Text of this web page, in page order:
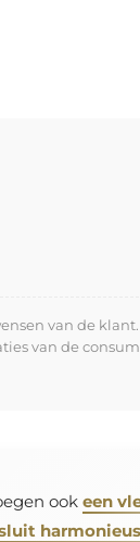
van de
van de
ook een